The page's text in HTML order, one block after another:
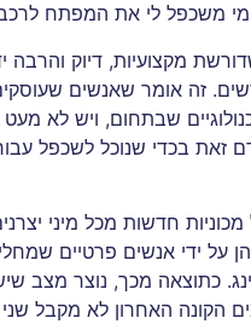
משכפל לי את המפתח
מקצועיות, דיוק
זה אומר שאנשים
שבתחום, ויש לא
בכדי שנוכל לשכפל
חדשות מכל מיני
על ידי אנשים פרטיים
כתוצאה מכך, נוצר
הקונה האחרון לא מקבל